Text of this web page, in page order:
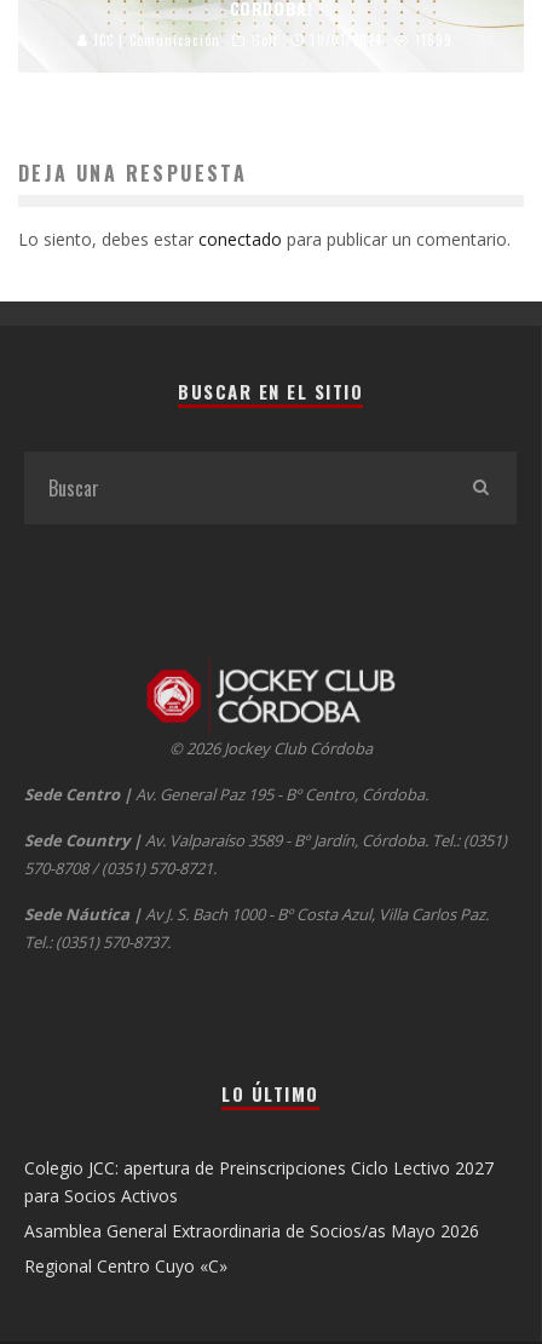
CORDOBA!
JCC | Comunicación Golf 10/01/2024 11699
DEJA UNA RESPUESTA
Lo siento, debes estar conectado para publicar un comentario.
BUSCAR EN EL SITIO
© 2026 Jockey Club Córdoba
Sede Centro |Av. General Paz 195 - Bº Centro, Córdoba.
Sede Country |Av. Valparaíso 3589 - Bº Jardín, Córdoba. Tel.: (0351)
570-8708 / (0351) 570-8721.
Sede Náutica |Av J. S. Bach 1000 - Bº Costa Azul, Villa Carlos Paz.
Tel.: (0351) 570-8737.
LO ÚLTIMO
Colegio JCC: apertura de Preinscripciones Ciclo Lectivo 2027
para Socios Activos
Asamblea General Extraordinaria de Socios/as Mayo 2026
Regional Centro Cuyo «C»